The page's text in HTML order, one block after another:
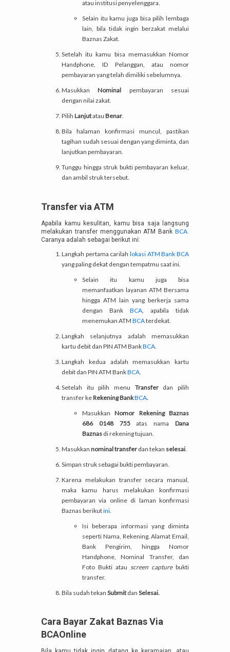
atau institusi penyelenggara.
Selain itu kamu juga bisa pilih lembaga
lain, bila tidak ingin berzakat melalui
Baznas Zakat.
Setelah itu kamu bisa memasukkan Nomor
Handphone, ID Pelanggan, atau nomor
pembayaran yang telah dimiliki sebelumnya.
MasukkanNominal pembayaran sesuai
dengan nilai zakat.
Pilih Lanjutatau Benar
Bila halaman konfirmasi muncul, pastikan
tagihan sudah sesuai dengan yang diminta, dan
lanjutkan pembayaran.
Tunggu hingga struk bukti pembayaran keluar,
dan ambil struk tersebut.
Transfer via ATM
Apabila kamu kesulitan, kamu bisa saja langsung
melakukan transfer menggunakan ATM Bank BCA
Caranya adalah sebagai berikut ini:
Langkah pertama carilah lokasi ATM Bank BCA
yang paling dekat dengan tempatmu saat ini.
Selain itu kamu juga bisa
memanfaatkan layanan ATM Bersama
hingga ATM lain yang berkerja sama
dengan Bank BCA , apabila tidak
menemukan ATM BCAterdekat.
Langkah selanjutnya adalah memasukkan
kartu debit dan PIN ATM BankBCA
Langkah kedua adalah memasukkan kartu
debit dan PIN ATM BankBCA
Setelah itu pilih menu Transfer dan pilih
transfer keRekening BankBCA.
MasukkanNomor Rekening Baznas
686 0148 755atas namaDana
Baznas di rekening tujuan.
Masukkan nominal transfer dan tekan selesai
Simpan struk sebagai bukti pembayaran.
Karena melakukan transfer secara manual,
maka kamu harus melakukan konfirmasi
pembayaran via online di laman konfirmasi
Baznas berikutini
Isi beberapa informasi yang diminta
seperti Nama, Rekening, Alamat Email,
Bank Pengirim, hingga Nomor
Handphone, Nominal Transfer, dan
Foto Bukti atau screen capture bukti
transfer.
Bila sudah tekan Submitdan Selesai.
Cara Bayar Zakat Baznas Via
BCAOnline